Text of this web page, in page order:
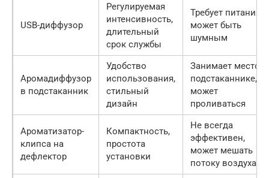
USB-диффузор
Регулируемая
интенсивность,
длительный
срок службы
Требует питания,
может быть
шумным
Аромадиффузор
в подстаканник
Удобство
использования,
стильный
дизайн
Занимает место в
подстаканнике,
может
проливаться
Ароматизатор-
клипса на
дефлектор
Компактность,
простота
установки
Не всегда
эффективен,
может мешать
потоку воздуха